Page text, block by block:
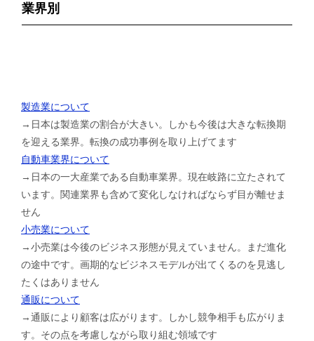
業界別
製造業について
→日本は製造業の割合が大きい。しかも今後は大きな転換期
を迎える業界。転換の成功事例を取り上げてます
自動車業界について
→日本の一大産業である自動車業界。現在岐路に立たされて
います。関連業界も含めて変化しなければならず目が離せま
せん
小売業について
→小売業は今後のビジネス形態が見えていません。まだ進化
の途中です。画期的なビジネスモデルが出てくるのを見逃し
たくはありません
通販について
→通販により顧客は広がります。しかし競争相手も広がりま
す。その点を考慮しながら取り組む領域です